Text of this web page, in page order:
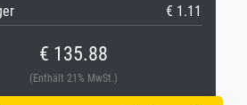
€ 1.11
€ 135.88
(Enthält 21% MwSt.)